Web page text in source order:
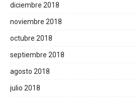
diciembre 2018
noviembre 2018
octubre 2018
septiembre 2018
agosto 2018
julio 2018